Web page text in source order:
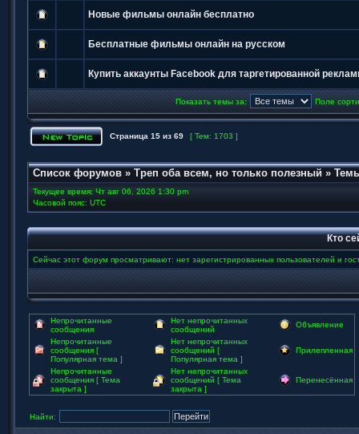
Новые фильмы онлайн бесплатно
Бесплатные фильмы онлайн на русском
Купить аккаунты Facebook для таргетированной
Показать темы за: Поле
Страница 15 из 69 [ Тем: 1703 ]
Список форумов » Треп оба всем, но только полезный »
Текущее время: Чт авг 06, 2026 1:30 pm
Часовой пояс: UTC
Кто
Сейчас этот форум просматривают: нет зарегистрированных пользователей и
Непрочитанные
сообщения
Нет непрочитанных
сообщений
Объявление
Непрочитанные
сообщения [
Популярная тема ]
Нет непрочитанных
сообщений [
Популярная тема ]
Прилепленная
Непрочитанные
сообщения [ Тема
закрыта ]
Нет непрочитанных
сообщений [ Тема
закрыта ]
Перенесённая
Найти: